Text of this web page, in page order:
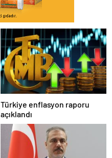
Türkiye enflasyon raporu
açıklandı